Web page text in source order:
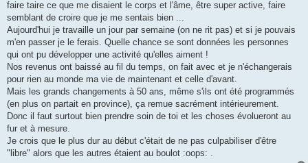
faire taire ce que me disaient le corps et l'âme, être super active, faire
semblant de croire que je me sentais bien ...
Aujourd'hui je travaille un jour par semaine (on ne rit pas) et si je pouvais
m'en passer je le ferais. Quelle chance se sont données les personnes
qui ont pu développer une activité qu'elles aiment !
Nos revenus ont baissé au fil du temps, on fait avec et je n'échangerais
pour rien au monde ma vie de maintenant et celle d'avant.
Mais les grands changements à 50 ans, même s'ils ont été programmés
(en plus on partait en province), ça remue sacrément intérieurement.
Donc il faut surtout bien prendre soin de toi et les choses évolueront au
fur et à mesure.
Je crois que le plus dur au début c'était de ne pas culpabiliser d'être
"libre" alors que les autres étaient au boulot :oops: .